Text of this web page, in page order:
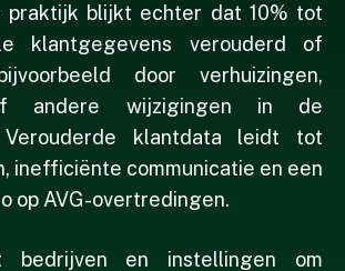
praktijk blijkt echter dat 10% tot
klantgegevens verouderd of
door verhuizingen,
andere wijzigingen in de
Verouderde klantdata leidt tot
inefficiënte communicatie en een
op AVG-overtredingen.
bedrijven en instellingen om